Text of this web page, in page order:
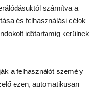
számítva a
és felhasználási célok
időtartamig kerülnek
a felhasználót személy
ezen, automatikusan